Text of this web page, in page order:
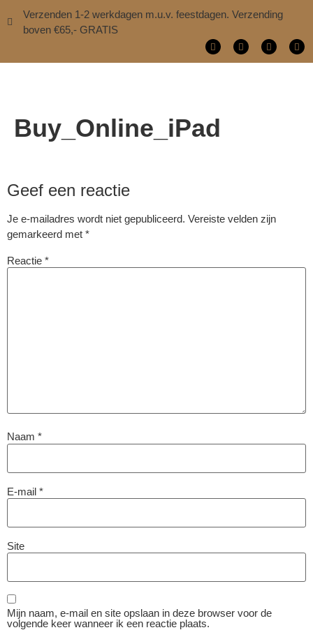
Verzenden 1-2 werkdagen m.u.v. feestdagen. Verzending
boven €65,- GRATIS
Buy_Online_iPad
Geef een reactie
Je e-mailadres wordt niet gepubliceerd. Vereiste velden zijn
gemarkeerd met *
Reactie *
Naam *
E-mail *
Site
Mijn naam, e-mail en site opslaan in deze browser voor de
volgende keer wanneer ik een reactie plaats.